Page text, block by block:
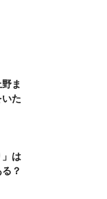
ま
た
」は
？